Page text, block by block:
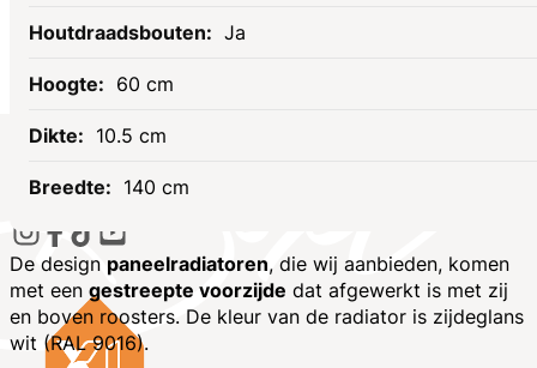
Ja
60 cm
10.5 cm
140 cm
De design paneelradiatoren, die wij aanbieden, komen
met een gestreepte voorzijde dat afgewerkt is met zij
en boven roosters. De kleur van de radiator is zijdeglans
wit (RAL 9016).
Socials